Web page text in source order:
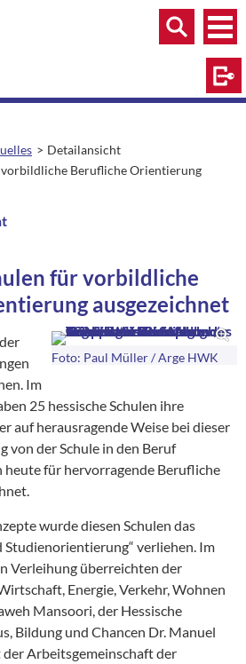
Menü
Suche
aktuelle Seite:
Detailansicht
vorbildliche Berufliche Orientierung
für vorbildliche
ausgezeichnet
Foto: Paul Müller / Arge HWK
Im
25 hessische Schulen ihre
auf herausragende Weise bei dieser
von der Schule in den Beruf
für hervorragende Berufliche
wurde diesen Schulen das
Studienorientierung“ verliehen. Im
Verleihung überreichten der
Energie, Verkehr, Wohnen
Mansoori, der Hessische
Bildung und Chancen Dr. Manuel
Arbeitsgemeinschaft der